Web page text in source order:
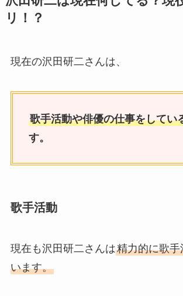
リ！？
現在の沢田研二さんは、
歌手活動や俳優の仕事をしてい
す。
歌手活動
現在も沢田研二さんは精力的に歌
います。